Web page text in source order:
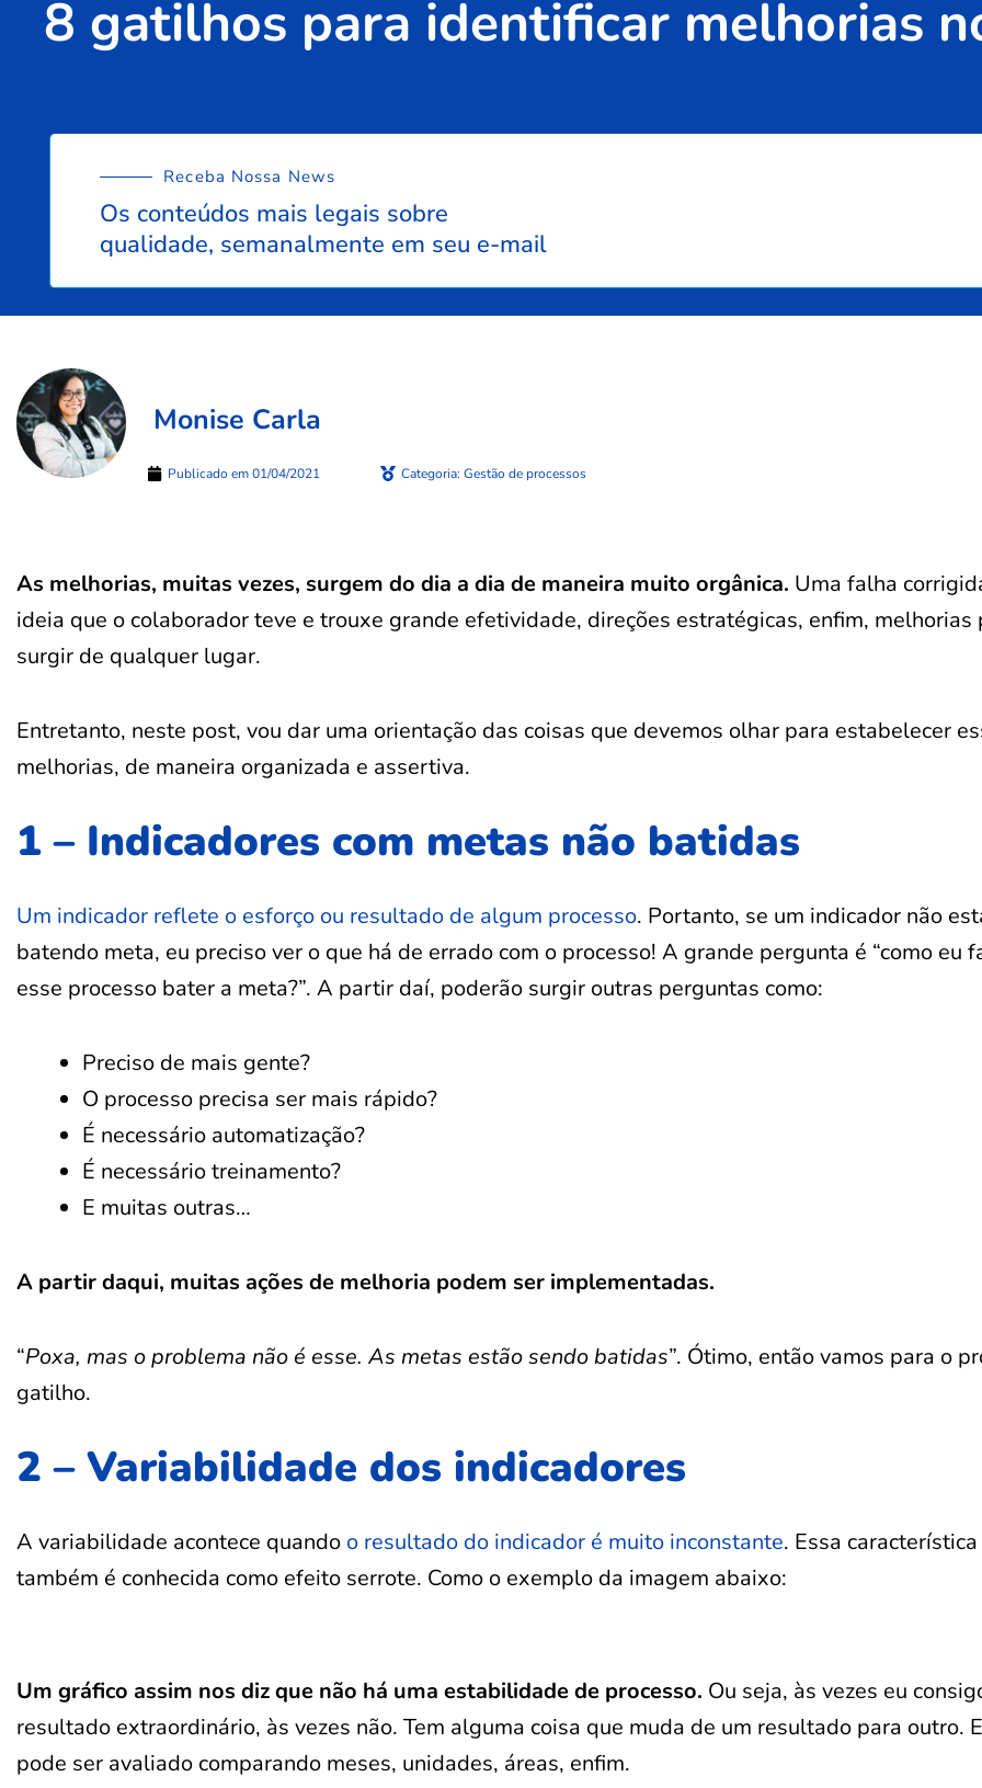
8 gatilhos para identificar melhorias
Receba Nossa News
Os conteúdos mais legais sobre
qualidade, semanalmente em seu e-mail
Monise Carla
Publicado em01/04/2021 Categoria: Gestão de processos
As melhorias, muitas vezes, surgem do dia a dia de maneira muito orgânica. Uma falha
ideia que o colaborador teve e trouxe grande efetividade, direções estratégicas, enfim, melhorias
surgir de qualquer lugar.
Entretanto, neste post, vou dar uma orientação das coisas que devemos olhar para estabelecer
melhorias, de maneira organizada e assertiva.
1 – Indicadores com metas não batidas
Um indicador reflete o esforço ou resultado de algum processo. Portanto, se um indicador não
batendo meta, eu preciso ver o que há de errado com o processo! A grande pergunta é “como eu
esse processo bater a meta?”. A partir daí, poderão surgir outras perguntas como:
Preciso de mais gente?
O processo precisa ser mais rápido?
É necessário automatização?
É necessário treinamento?
E muitas outras…
A partir daqui, muitas ações de melhoria podem ser implementadas.
“Poxa, mas o problema não é esse. As metas estão sendo batidas”. Ótimo, então vamos para o
gatilho.
2 – Variabilidade dos indicadores
A variabilidade acontece quando o resultado do indicador é muito inconstante. Essa característica
também é conhecida como efeito serrote. Como o exemplo da imagem abaixo:
Um gráfico assim nos diz que não há uma estabilidade de processo. Ou seja, às vezes eu
resultado extraordinário, às vezes não. Tem alguma coisa que muda de um resultado para outro.
pode ser avaliado comparando meses, unidades, áreas, enfim.